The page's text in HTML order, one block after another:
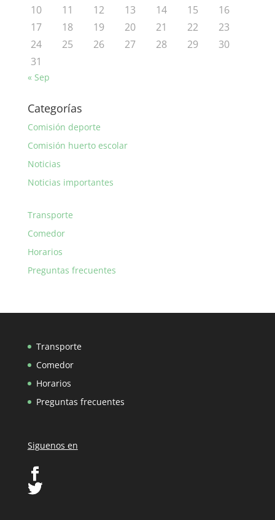
10
11 12 13 14 15
16
17
18 19 20 21 22
23
24
25 26 27 28 29
30
31
« Sep
Categorías
Comisión deporte
Comisión huerto escolar
Noticias
Noticias importantes
Transporte
Comedor
Horarios
Preguntas frecuentes
Transporte
Comedor
Horarios
Preguntas frecuentes
Siguenos en